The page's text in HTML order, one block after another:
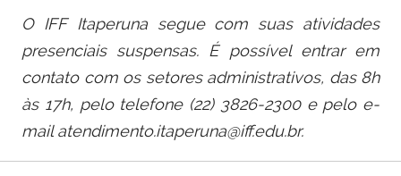
O IFF Itaperuna segue com suas atividades
presenciais suspensas. É possível entrar em
contato com os setores administrativos, das 8h
às 17h, pelo telefone (22) 3826-2300 e pelo e-
mail atendimento.itaperuna@iff.edu.br.